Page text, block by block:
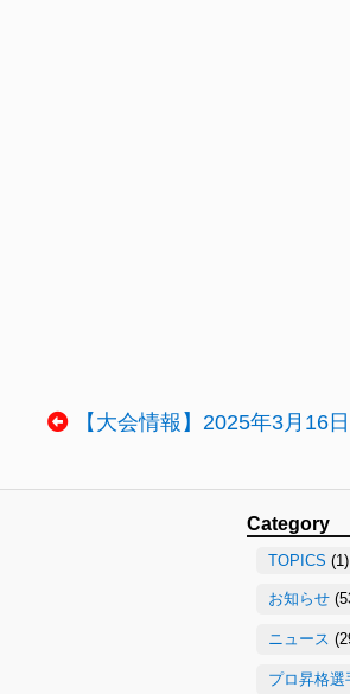
【大会情報】2025年3月
Category
TOPICS (1)
お知らせ
ニュース
プロ昇格選